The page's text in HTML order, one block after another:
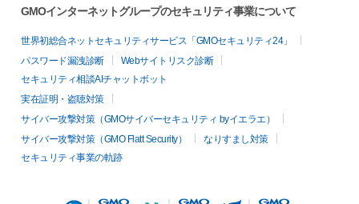
GMOインターネットグループのセキュリティ事業について
世界初総合ネットセキュリティサービス「GMOセキュリティ24」
パスワード漏洩診断
Webサイトリスク診断
セキュリティ相談AIチャットボット
実在証明・盗聴対策
サイバー攻撃対策（GMOサイバーセキュリティ byイエラエ）
サイバー攻撃対策（GMO Flatt Security）
なりすまし対策
セキュリティ事業の軌跡